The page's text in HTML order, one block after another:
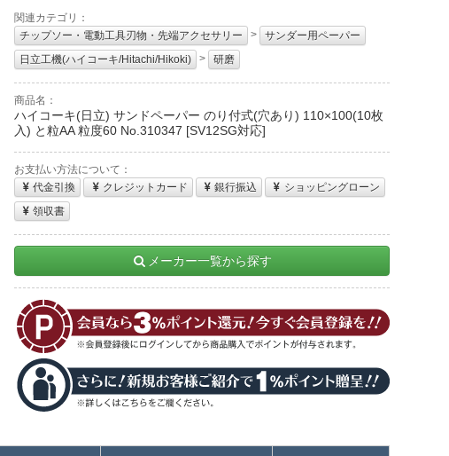
関連カテゴリ：
チップソー・電動工具刃物・先端アクセサリー
>
サンダー用ペーパー
日立工機(ハイコーキ/Hitachi/Hikoki)
> 研磨
商品名：
ハイコーキ(日立) サンドペーパー のり付式(穴あり) 110×100(10枚
入) と粒AA 粒度60 No.310347 [SV12SG対応]
お支払い方法について：
代金引換
クレジットカード 銀行振込
ショッピングローン
領収書
メーカー一覧から探す